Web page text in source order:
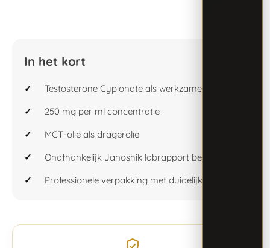
In het kort
Testosterone Cypionate als werkzame stof
250 mg per ml concentratie
MCT-olie als dragerolie
Onafhankelijk Janoshik labrapport beschikbaar
Professionele verpakking met duidelijke labeling